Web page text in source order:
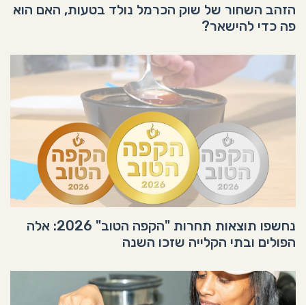
הזהב השחור של שוק הכרמל נולד בטעות, האם הוא
פה כדי להישאר?
נחשפו תוצאות תחרות "הקפה הטוב" 2026: אלה
הפולים ובתי הקלייה שזכו השנה